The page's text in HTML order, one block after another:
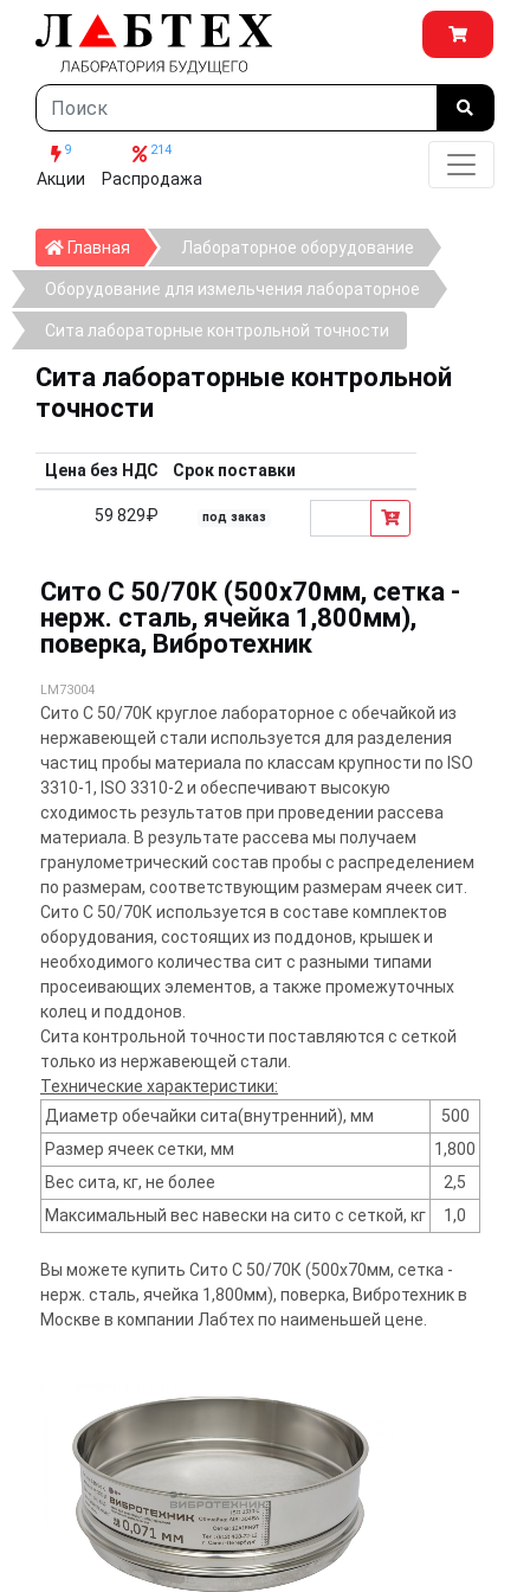
9
Акции
214
Распродажа
Главная ГлавнаяЛабораторное оборудование
Оборудование для измельчения лабораторное
Сита лабораторные контрольной точности
Сита лабораторные контрольной
точности
Цена без НДС Срок поставки
59 829₽ под заказ
Сито С 50/70К (500х70мм, сетка -
нерж. сталь, ячейка 1,800мм),
поверка, Вибротехник
LM73004
Сито С 50/70К круглое лабораторное с обечайкой из
нержавеющей стали используется для разделения
частиц пробы материала по классам крупности по ISO
3310-1, ISO 3310-2 и обеспечивают высокую
сходимость результатов при проведении рассева
материала. В результате рассева мы получаем
гранулометрический состав пробы с распределением
по размерам, соответствующим размерам ячеек сит.
Сито С 50/70К используется в составе комплектов
оборудования, состоящих из поддонов, крышек и
необходимого количества сит с разными типами
просеивающих элементов, а также промежуточных
колец и поддонов.
Сита контрольной точности поставляются с сеткой
только из нержавеющей стали.
Технические характеристики:
Диаметр обечайки сита(внутренний), мм
500
Размер ячеек сетки, мм
1,800
Вес сита, кг, не более
2,5
Максимальный вес навески на сито с сеткой, кг
1,0
Вы можете купить Сито С 50/70К (500х70мм, сетка -
нерж. сталь, ячейка 1,800мм), поверка, Вибротехник в
Москве в компании Лабтех по наименьшей цене.